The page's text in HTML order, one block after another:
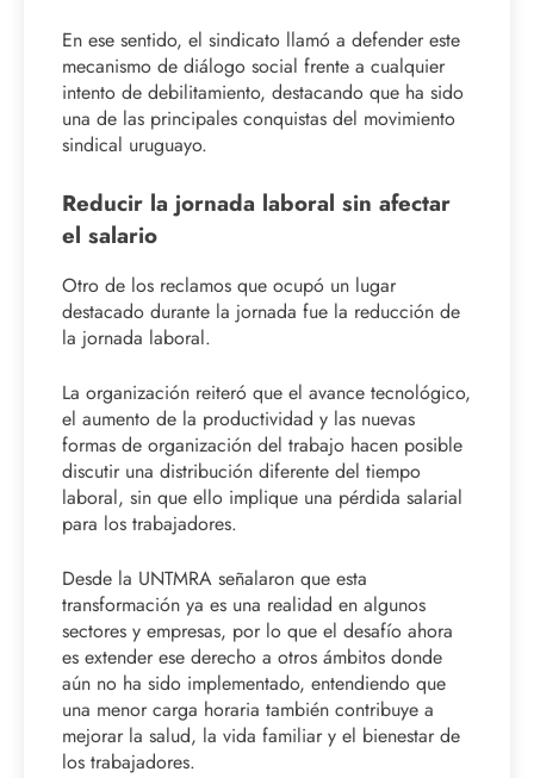
En ese sentido, el sindicato llamó a defender este
mecanismo de diálogo social frente a cualquier
intento de debilitamiento, destacando que ha sido
una de las principales conquistas del movimiento
sindical uruguayo.
Reducir la jornada laboral sin afectar
el salario
Otro de los reclamos que ocupó un lugar
destacado durante la jornada fue la reducción de
la jornada laboral.
La organización reiteró que el avance tecnológico,
el aumento de la productividad y las nuevas
formas de organización del trabajo hacen posible
discutir una distribución diferente del tiempo
laboral, sin que ello implique una pérdida salarial
para los trabajadores.
Desde la UNTMRA señalaron que esta
transformación ya es una realidad en algunos
sectores y empresas, por lo que el desafío ahora
es extender ese derecho a otros ámbitos donde
aún no ha sido implementado, entendiendo que
una menor carga horaria también contribuye a
mejorar la salud, la vida familiar y el bienestar de
los trabajadores.